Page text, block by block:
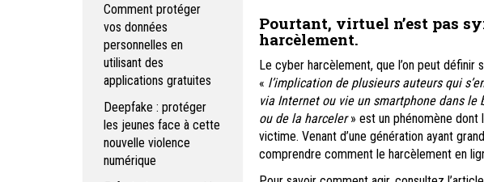
Comment protéger
vos données
personnelles en
utilisant des
applications gratuites
Deepfake : protéger
les jeunes face à cette
nouvelle violence
numérique
Pourtant, virtuel n’est pas
harcèlement.
Le cyber harcèlement, que l’on peut définir
« l’implication de plusieurs auteurs qui
via Internet ou vie un smartphone dans le
ou de la harceler» est un phénomène dont
victime. Venant d’une génération ayant
comprendre comment le harcèlement en